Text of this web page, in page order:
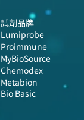
試劑品牌
Lumiprobe
Proimmune
MyBioSource
Chemodex
Metabion
Bio Basic